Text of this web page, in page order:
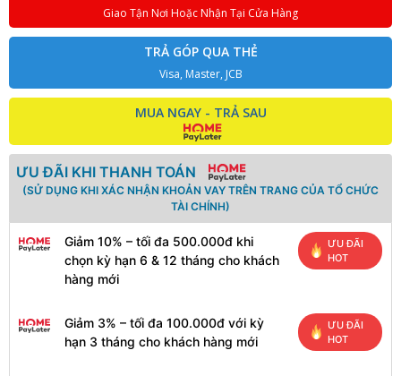
Giao Tận Nơi Hoặc Nhận Tại Cửa Hàng
TRẢ GÓP QUA THẺ
Visa, Master, JCB
MUA NGAY - TRẢ SAU
ƯU ĐÃI KHI THANH TOÁN
(SỬ DỤNG KHI XÁC NHẬN KHOẢN VAY TRÊN TRANG CỦA TỔ CHỨC
TÀI CHÍNH)
Giảm 10% – tối đa 500.000đ khi
chọn kỳ hạn 6 & 12 tháng cho khách
hàng mới
ƯU ĐÃI
HOT
Giảm 3% – tối đa 100.000đ với kỳ
hạn 3 tháng cho khách hàng mới
ƯU ĐÃI
HOT